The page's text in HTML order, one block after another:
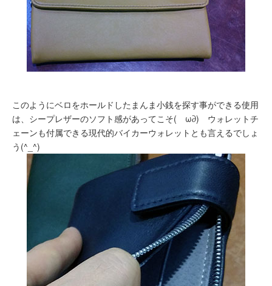
このようにベロをホールドしたまんま小銭を探す事ができる使用
は、シープレザーのソフト感があってこそ(ゝω∂) ウォレットチ
ェーンも付属できる現代的バイカーウォレットとも言えるでしょ
う(^_^)ゞ